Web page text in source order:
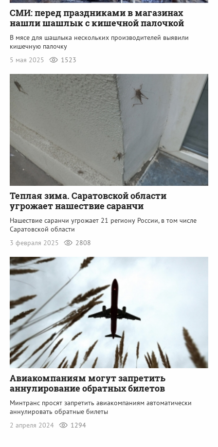
СМИ: перед праздниками в магазинах
нашли шашлык с кишечной палочкой
В мясе для шашлыка нескольких производителей выявили
кишечную палочку
5 мая 2025
1523
Теплая зима. Саратовской области
угрожает нашествие саранчи
Нашествие саранчи угрожает 21 региону России, в том числе
Саратовской области
3 февраля 2025
2808
Авиакомпаниям могут запретить
аннулирование обратных билетов
Минтранс просят запретить авиакомпаниям автоматически
аннулировать обратные билеты
2 апреля 2024
1294